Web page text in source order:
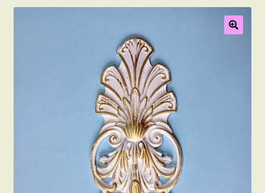
Warenkorb